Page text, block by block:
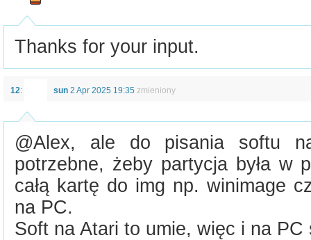
Thanks for your input.
12: sun 2 Apr 2025 19:35 zmieniony
@Alex, ale do pisania softu
potrzebne, żeby partycja była w
całą kartę do img np. winimage
na PC.
Soft na Atari to umie, więc i na PC